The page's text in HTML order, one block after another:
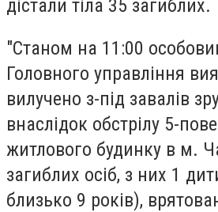
дістали тіла 35 загиблих.
"Станом на 11:00
Головного управління
вилучено з-під завалів
внаслідок обстрілу 5-
житлового будинку в м.
загиблих осіб, з них 1
близько 9 років),